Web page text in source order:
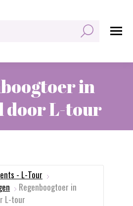
in
door L-tour
- L-Tour
Regenboogtoer in
L-tour